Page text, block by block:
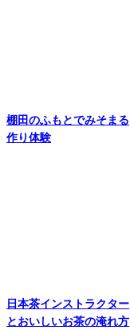
棚田のふもとでみそまる
作り体験
日本茶インストラクター
とおいしいお茶の淹れ方